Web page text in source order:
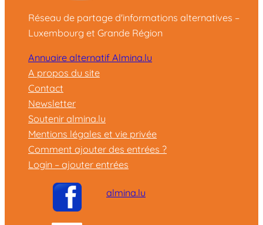
Réseau de partage d'informations alternatives –
Luxembourg et Grande Région
Annuaire alternatif Almina.lu
A propos du site
Contact
Newsletter
Soutenir almina.lu
Mentions légales et vie privée
Comment ajouter des entrées ?
Login – ajouter entrées
almina.lu